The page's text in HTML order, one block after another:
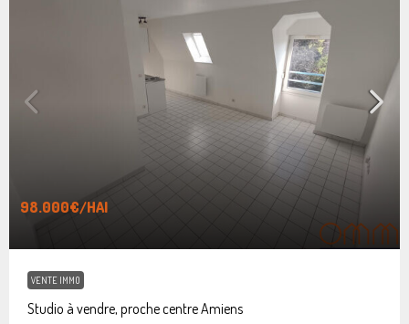
98.000€/HAI
VENTE IMMO
Studio à vendre, proche centre Amiens